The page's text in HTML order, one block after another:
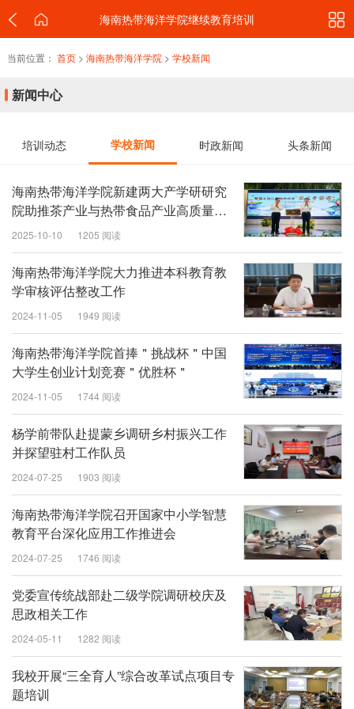
海南热带海洋学院继续教育培训
当前位置： 首页> 海南热带海洋学院> 学校新闻
新闻中心
培训动态 学校新闻 时政新闻 头条新闻
海南热带海洋学院新建两大产学研研究
院助推茶产业与热带食品产业高质量发
展
2025-10-10 1205 阅读
海南热带海洋学院大力推进本科教育教
学审核评估整改工作
2024-11-05 1949 阅读
海南热带海洋学院首捧＂挑战杯＂中国
大学生创业计划竞赛＂优胜杯＂
2024-11-05 1744 阅读
杨学前带队赴提蒙乡调研乡村振兴工作
并探望驻村工作队员
2024-07-25 1903 阅读
海南热带海洋学院召开国家中小学智慧
教育平台深化应用工作推进会
2024-07-25 1746 阅读
党委宣传统战部赴二级学院调研校庆及
思政相关工作
2024-05-11 1282 阅读
我校开展“三全育人”综合改革试点项目专
题培训